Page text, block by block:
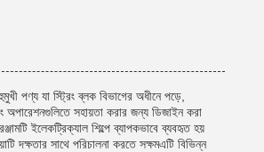
পণ্য যা স্ট্রিং ব্লক বিভাগের অধীনে পড়ে,
অপারেশনগুলিতে সহায়তা করার জন্য ডিজাইন করা
ইলেকট্রিক্যাল শিল্পে ব্যাপকভাবে ব্যবহৃত হয়
দক্ষতার সাথে পরিচালনা করতে সক্ষমএটি বিভিন্ন